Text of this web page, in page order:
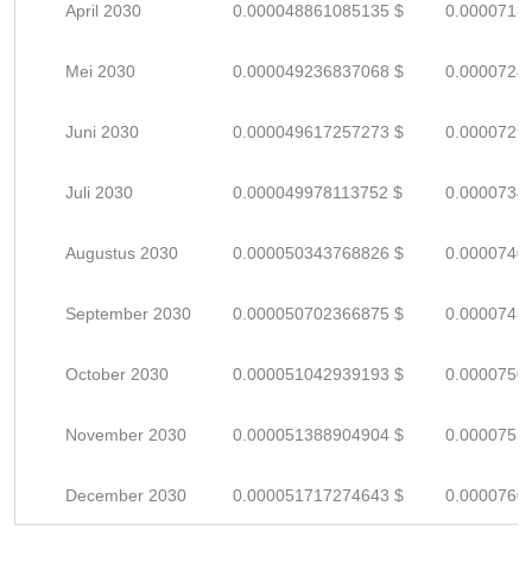
April 2030 0.000048861085135 $
Mei 2030 0.000049236837068 $
Juni 2030 0.000049617257273 $
Juli 2030 0.000049978113752 $
Augustus 2030 0.000050343768826 $
September 2030 0.000050702366875 $
October 2030 0.000051042939193 $
November 2030 0.000051388904904 $
December 2030 0.000051717274643 $